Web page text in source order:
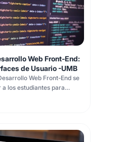
Web Front-End:
de Usuario -UMB
Web Front-End se
los estudiantes para
interfaces de usuario
y adaptables a
CSS y Ja